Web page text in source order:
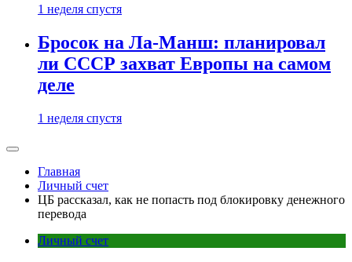
1 неделя спустя
Бросок на Ла-Манш: планировал
ли СССР захват Европы на самом
деле
1 неделя спустя
Главная
Личный счет
ЦБ рассказал, как не попасть под блокировку денежного
перевода
Личный счет